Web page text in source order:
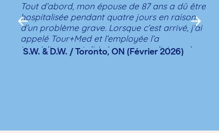
Tout d’abord, mon épouse de 87 ans a dû être
hospitalisée pendant quatre jours en raison
d’un problème grave. Lorsque c’est arrivé, j’ai
appelé Tour+Med et l’employée l’a
immédiatement dirigée vers une clinique de
S.W. & D.W. / Toronto, ON (Février 2026)